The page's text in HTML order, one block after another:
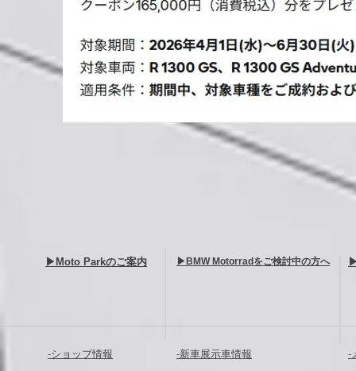
▶Moto Parkのご案内 ▶BMW Motorradをご検討中の方へ
-ショップ情報 -新車展示車情報 -